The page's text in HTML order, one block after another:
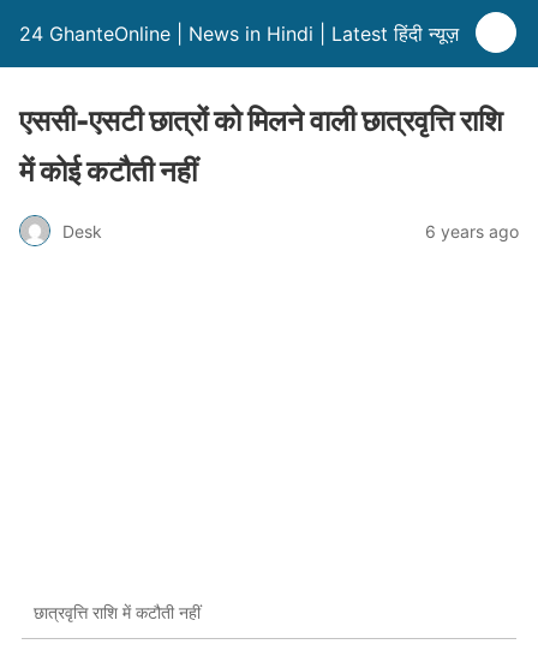
24 GhanteOnline | News in Hindi | Latest हिंदी न्यूज़
एससी-एसटी छात्रों को मिलने वाली छात्रवृत्ति राशि
में कोई कटौती नहीं
Desk 6 years ago
छात्रवृत्ति राशि में कटौती नहीं